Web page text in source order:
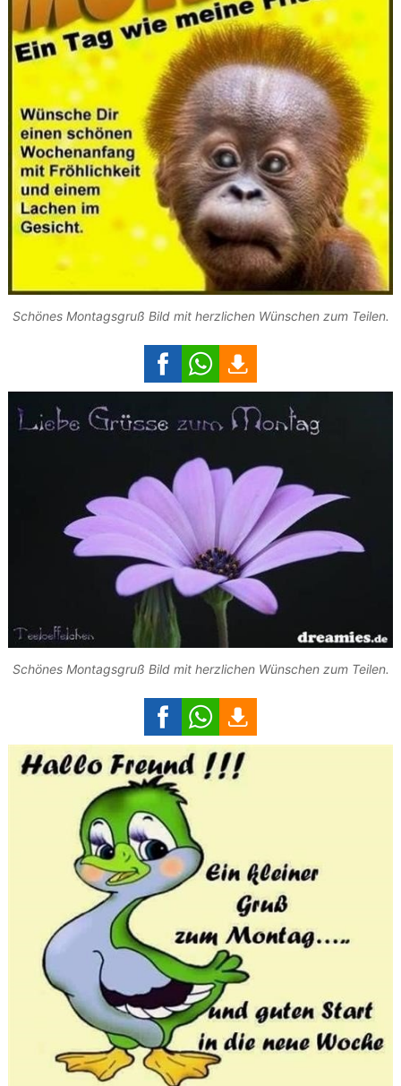
Schönes Montagsgruß Bild mit herzlichen Wünschen zum Teilen.
Schönes Montagsgruß Bild mit herzlichen Wünschen zum Teilen.